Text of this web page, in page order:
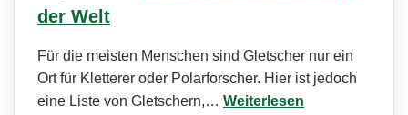
der Welt
Für die meisten Menschen sind Gletscher nur ein
Ort für Kletterer oder Polarforscher. Hier ist jedoch
eine Liste von Gletschern,… Weiterlesen